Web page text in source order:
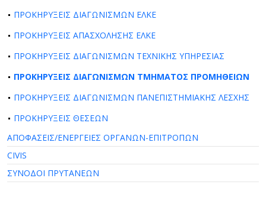
ΠΡΟΚΗΡΥΞΕΙΣ ΔΙΑΓΩΝΙΣΜΩΝ ΕΛΚΕ
ΠΡΟΚΗΡΥΞΕΙΣ ΑΠΑΣΧΟΛΗΣΗΣ ΕΛΚΕ
ΠΡΟΚΗΡΥΞΕΙΣ ΔΙΑΓΩΝΙΣΜΩΝ ΤΕΧΝΙΚΗΣ ΥΠΗΡΕΣΙΑΣ
ΠΡΟΚΗΡΥΞΕΙΣ ΔΙΑΓΩΝΙΣΜΩΝ ΤΜΗΜΑΤΟΣ ΠΡΟΜΗΘΕΙΩΝ
ΠΡΟΚΗΡΥΞΕΙΣ ΔΙΑΓΩΝΙΣΜΩΝ ΠΑΝΕΠΙΣΤΗΜΙΑΚΗΣ ΛΕΣΧΗΣ
ΠΡΟΚΗΡΥΞΕΙΣ ΘΕΣΕΩΝ
ΑΠΟΦΑΣΕΙΣ/ΕΝΕΡΓΕΙΕΣ ΟΡΓΑΝΩΝ-ΕΠΙΤΡΟΠΩΝ
CIVIS
ΣΥΝΟΔΟΙ ΠΡΥΤΑΝΕΩΝ